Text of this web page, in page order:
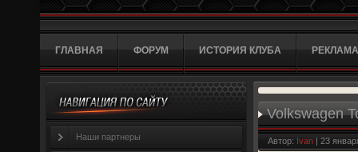
ГЛАВНАЯ ФОРУМ ИСТОРИЯ КЛУБА
Наши партнеры
Volkswagen
и в гараже
Автор: Ivan | 23